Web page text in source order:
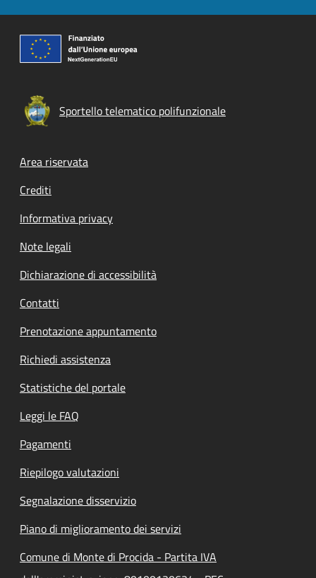
Sportello telematico polifunzionale
Footer menu
Area riservata
Crediti
Informativa privacy
Note legali
Dichiarazione di accessibilità
Contatti
Prenotazione appuntamento
Richiedi assistenza
Statistiche del portale
Leggi le FAQ
Pagamenti
Riepilogo valutazioni
Segnalazione disservizio
Piano di miglioramento dei servizi
Comune di Monte di Procida - Partita IVA